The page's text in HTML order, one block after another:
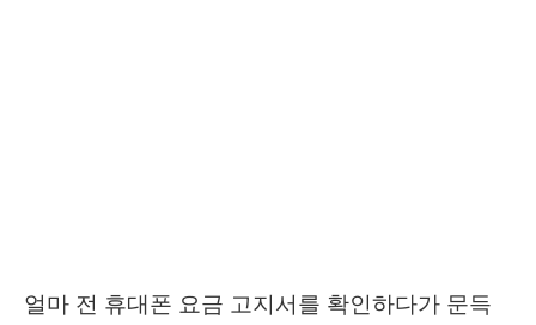
얼마 전 휴대폰 요금 고지서를 확인하다가 문득